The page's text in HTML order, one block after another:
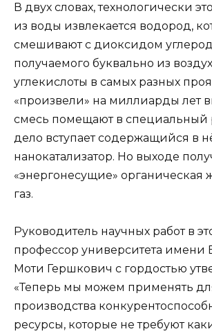
В двух словах, технологически
из воды извлекается водород,
смешивают с диоксидом
получаемого буквально из
углекислоты в самых разных
«произвели» на миллиарды лет
смесь помещают в специальный
дело вступает содержащийся в
нанокатализатор. Но выходе
«энергонесущие» органическая
газ.
Руководитель научных работ в
профессор университета имени
Моти Гершкович с гордостью
«Теперь мы можем применять
производства
ресурсы, которые не требуют